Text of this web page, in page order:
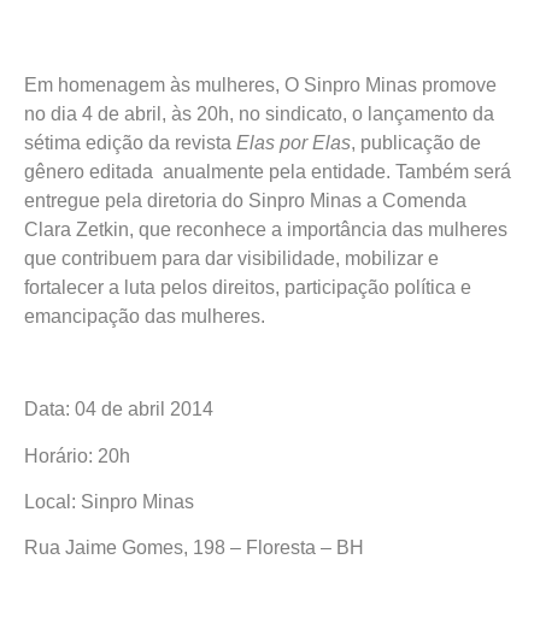
Em homenagem às mulheres, O Sinpro Minas promove
no dia 4 de abril, às 20h, no sindicato, o lançamento da
sétima edição da revista Elas por Elas, publicação de
gênero editada anualmente pela entidade. Também será
entregue pela diretoria do Sinpro Minas a Comenda
Clara Zetkin, que reconhece a importância das mulheres
que contribuem para dar visibilidade, mobilizar e
fortalecer a luta pelos direitos, participação política e
emancipação das mulheres.
Data: 04 de abril 2014
Horário: 20h
Local: Sinpro Minas
Rua Jaime Gomes, 198 – Floresta – BH